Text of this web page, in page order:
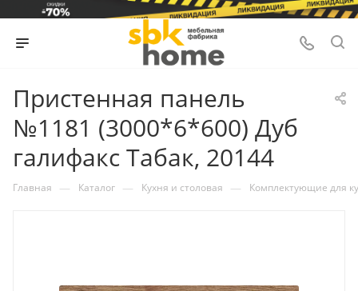
Пристенная панель
№1181 (3000*6*600) Дуб
галифакс Табак, 20144
Главная — Каталог — Кухня и столовая — Комплектующие для